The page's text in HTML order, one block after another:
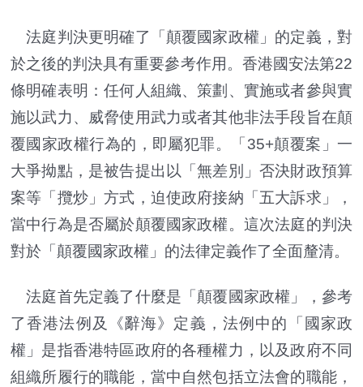
法庭判決更明確了「顛覆國家政權」的定義，對
於之後的判決具有重要參考作用。香港國安法第22
條明確表明：任何人組織、策劃、實施或者參與實
施以武力、威脅使用武力或者其他非法手段旨在顛
覆國家政權行為的，即屬犯罪。「35+顛覆案」一
大爭拗點，是被告提出以「無差別」否決財政預算
案等「攬炒」方式，迫使政府接納「五大訴求」，
當中行為是否屬於顛覆國家政權。這次法庭的判決
對於「顛覆國家政權」的法律定義作了全面釐清。
法庭首先定義了什麼是「顛覆國家政權」，參考
了香港法例及《辭海》定義，法例中的「國家政
權」是指香港特區政府的各種權力，以及政府不同
組織所履行的職能，當中自然包括立法會的職能，